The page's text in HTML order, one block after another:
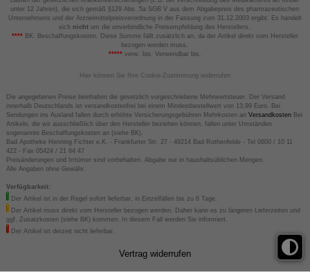
unter 12 Jahren), die sich gemäß §129 Abs. 5a SGB V aus dem Abgabepreis des pharmazeutischen
Unternehmens und der Arzneimittelpreisverordnung in der Fassung zum 31.12.2003 ergibt. Es handelt
sich nicht um die unverbindliche Preisempfehlung des Herstellers.
****BK: Beschaffungskosten. Diese Summe fällt zusätzlich an, da der Artikel direkt vom Hersteller
bezogen werden muss.
*****verw. bis: Verwendbar bis.
Hier können Sie Ihre Cookie-Zustimmung widerrufen
Die angegebenen Preise beinhalten die gesetzlich vorgeschriebene Mehrwertsteuer. Der Versand
innerhalb Deutschlands ist versandkostenfrei bei einem Mindestbestellwert von 13,99 Euro. Bei
Sendungen ins Ausland fallen durch erhöhte Versicherungsgebühren Mehrkosten an VersandkostenBei
Artikeln, die wir ausschließlich über den Hersteller beziehen können, fallen unter Umständen
sogenannte Beschaffungskosten an (siehe BK).
Bad Apotheke Henning Fichter e.K. - Frankfurter Str. 27 - 49214 Bad Rothenfelde - Tel 0800 / 10 11
422 - Fax 05424 / 21 64 47
Preisänderungen und Irrtümer sind vorbehalten. Abgabe nur in haushaltsüblichen Mengen.
Alle Angaben ohne Gewähr.
Verfügbarkeit:
Der Artikel ist in der Regel sofort lieferbar, in Einzelfällen bis zu 6 Tage.
Der Artikel muss direkt vom Hersteller bezogen werden. Daher kann es zu längeren Lieferzeiten und
ggf. Zusatzkosten (siehe BK) kommen. In diesem Fall werden Sie informiert.
Der Artikel ist derzeit nicht lieferbar.
Vertrag widerrufen